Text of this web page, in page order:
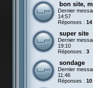
bon site,
Dernier
14:57
Réponses : 14
super site
Dernier
19:10
Réponses : 3
sondage
Dernier
11:46
Réponses : 10